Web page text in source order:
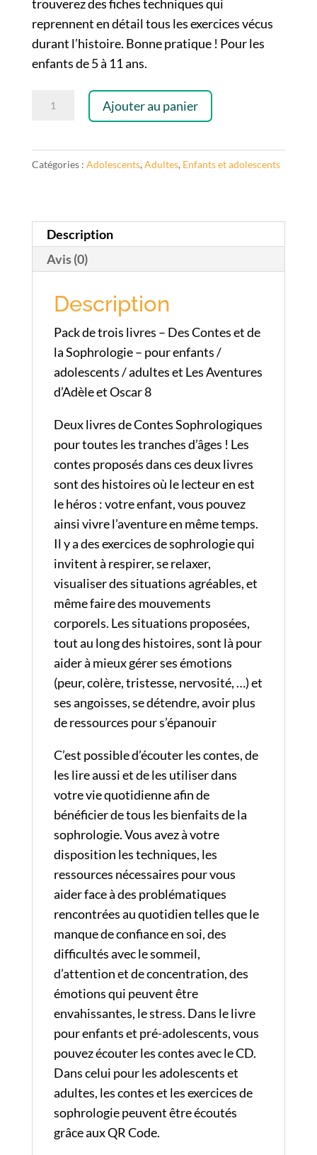
trouverez des fiches techniques qui
reprennent en détail tous les exercices vécus
durant l’histoire. Bonne pratique ! Pour les
enfants de 5 à 11 ans.
quantité
3
contes
Sophrologie"
Aventures
d'Adèle
Oscar
Ajouter au panier
Catégories : Adolescents, Adultes, Enfants et adolescents
Description
Avis (0)
Description
Pack de trois livres – Des Contes et de
la Sophrologie – pour enfants /
adolescents / adultes et Les Aventures
d’Adèle et Oscar 8
Deux livres de Contes Sophrologiques
pour toutes les tranches d’âges ! Les
contes proposés dans ces deux livres
sont des histoires où le lecteur en est
le héros : votre enfant, vous pouvez
ainsi vivre l’aventure en même temps.
Il y a des exercices de sophrologie qui
invitent à respirer, se relaxer,
visualiser des situations agréables, et
même faire des mouvements
corporels. Les situations proposées,
tout au long des histoires, sont là pour
aider à mieux gérer ses émotions
(peur, colère, tristesse, nervosité, …) et
ses angoisses, se détendre, avoir plus
de ressources pour s’épanouir
C’est possible d’écouter les contes, de
les lire aussi et de les utiliser dans
votre vie quotidienne afin de
bénéficier de tous les bienfaits de la
sophrologie. Vous avez à votre
disposition les techniques, les
ressources nécessaires pour vous
aider face à des problématiques
rencontrées au quotidien telles que le
manque de confiance en soi, des
difficultés avec le sommeil,
d’attention et de concentration, des
émotions qui peuvent être
envahissantes, le stress. Dans le livre
pour enfants et pré-adolescents, vous
pouvez écouter les contes avec le CD.
Dans celui pour les adolescents et
adultes, les contes et les exercices de
sophrologie peuvent être écoutés
grâce aux QR Code.